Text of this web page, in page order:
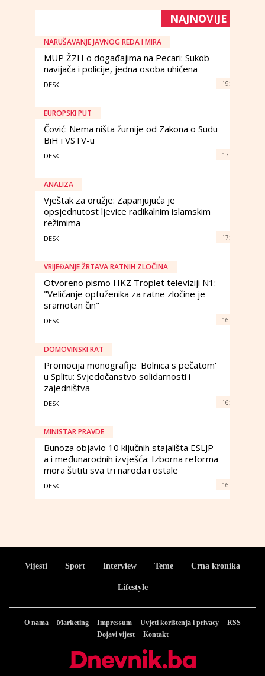
NAJNOVIJE
NARUŠAVANJE JAVNOG REDA I MIRA
MUP ŽZH o događajima na Pecari: Sukob
navijača i policije, jedna osoba uhićena
DESK 19:
EUROPSKI PUT
Čović: Nema ništa žurnije od Zakona o Sudu
BiH i VSTV-u
DESK 17:
ANALIZA
Vještak za oružje: Zapanjujuća je
opsjednutost ljevice radikalnim islamskim
režimima
DESK 17:
VRIJEĐANJE ŽRTAVA RATNIH ZLOČINA
Otvoreno pismo HKZ Troplet televiziji N1:
"Veličanje optuženika za ratne zločine je
sramotan čin"
DESK 16:
DOMOVINSKI RAT
Promocija monografije 'Bolnica s pečatom'
u Splitu: Svjedočanstvo solidarnosti i
zajedništva
DESK 16:
MINISTAR PRAVDE
Bunoza objavio 10 ključnih stajališta ESLJP-
a i međunarodnih izvješća: Izborna reforma
mora štititi sva tri naroda i ostale
DESK 16:
Vijesti Sport Interview Teme Crna kronika
Lifestyle
O nama Marketing Impressum Uvjeti korištenja i privacy
RSS
Dojavi vijest
Kontakt